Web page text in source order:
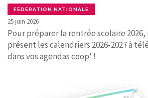
FÉDÉRATION NATIONALE
25 juin 2026
Pour préparer la rentrée scolaire
présent les calendriers 2026-2027 à
dans vos agendas coop' !